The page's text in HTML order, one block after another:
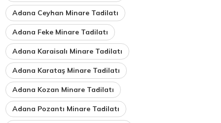
Adana Ceyhan Minare Tadilatı
Adana Feke Minare Tadilatı
Adana Karaisalı Minare Tadilatı
Adana Karataş Minare Tadilatı
Adana Kozan Minare Tadilatı
Adana Pozantı Minare Tadilatı